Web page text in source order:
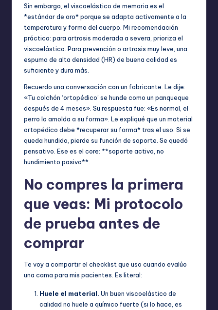
Sin embargo, el viscoelástico de memoria es el
*estándar de oro* porque se adapta activamente a la
temperatura y forma del cuerpo. Mi recomendación
práctica: para artrosis moderada a severa, prioriza el
viscoelástico. Para prevención o artrosis muy leve, una
espuma de alta densidad (HR) de buena calidad es
suficiente y dura más.
Recuerdo una conversación con un fabricante. Le dije:
«Tu colchón ‘ortopédico’ se hunde como un panqueque
después de 4 meses». Su respuesta fue: «Es normal, el
perro lo amolda a su forma». Le expliqué que un material
ortopédico debe *recuperar su forma* tras el uso. Si se
queda hundido, pierde su función de soporte. Se quedó
pensativo. Ese es el core: **soporte activo, no
hundimiento pasivo**.
No compres la primera
que veas: Mi protocolo
de prueba antes de
comprar
Te voy a compartir el checklist que uso cuando evalúo
una cama para mis pacientes. Es literal:
Huele el material. Un buen viscoelástico de
calidad no huele a químico fuerte (si lo hace, es